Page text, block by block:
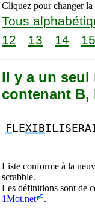
Cliquez pour changer la
Tous
12
13 14 15
Il y a un seul
contenant B,
F LEXIB
Liste conforme à la
scrabble.
Les définitions sont de
1Mot.net
.